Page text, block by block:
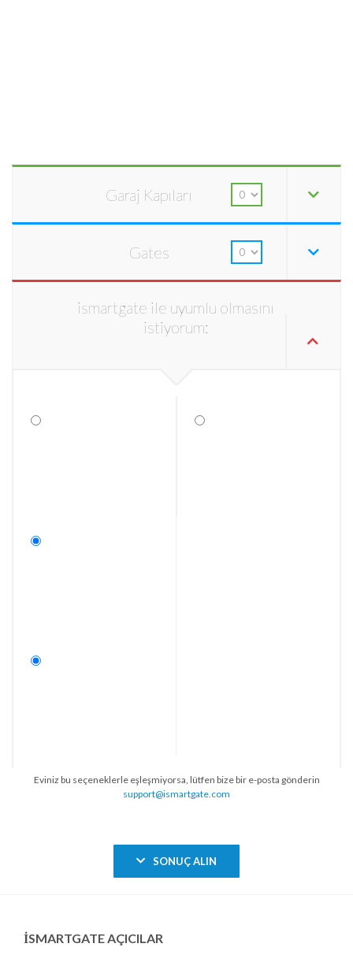
Garaj Kapıları
Gates
ismartgate ile uyumlu olmasını
istiyorum:
Eviniz bu seçeneklerle eşleşmiyorsa, lütfen bize bir e-posta gönderin
support@ismartgate.com
SONUÇ ALIN
ISMARTGATE AÇICILAR